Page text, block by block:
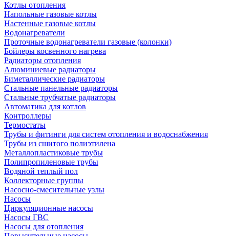
Котлы отопления
Напольные газовые котлы
Настенные газовые котлы
Водонагреватели
Проточные водонагреватели газовые (колонки)
Бойлеры косвенного нагрева
Радиаторы отопления
Алюминиевые радиаторы
Биметаллические радиаторы
Стальные панельные радиаторы
Стальные трубчатые радиаторы
Автоматика для котлов
Контроллеры
Термостаты
Трубы и фитинги для систем отопления и водоснабжения
Трубы из сшитого полиэтилена
Металлопластиковые трубы
Полипропиленовые трубы
Водяной теплый пол
Коллекторные группы
Насосно-смесительные узлы
Насосы
Циркуляционные насосы
Насосы ГВС
Насосы для отопления